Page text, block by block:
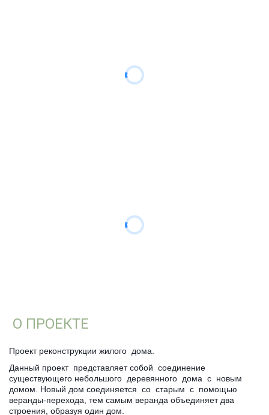
О ПРОЕКТЕ
Проект реконструкции жилого  дома.
Данный проект  представляет собой  соединение
существующего небольшого  деревянного  дома  с  новым
домом. Новый дом соединяется  со  старым  с  помощью
веранды-перехода, тем самым веранда объединяет два
строения, образуя один дом.